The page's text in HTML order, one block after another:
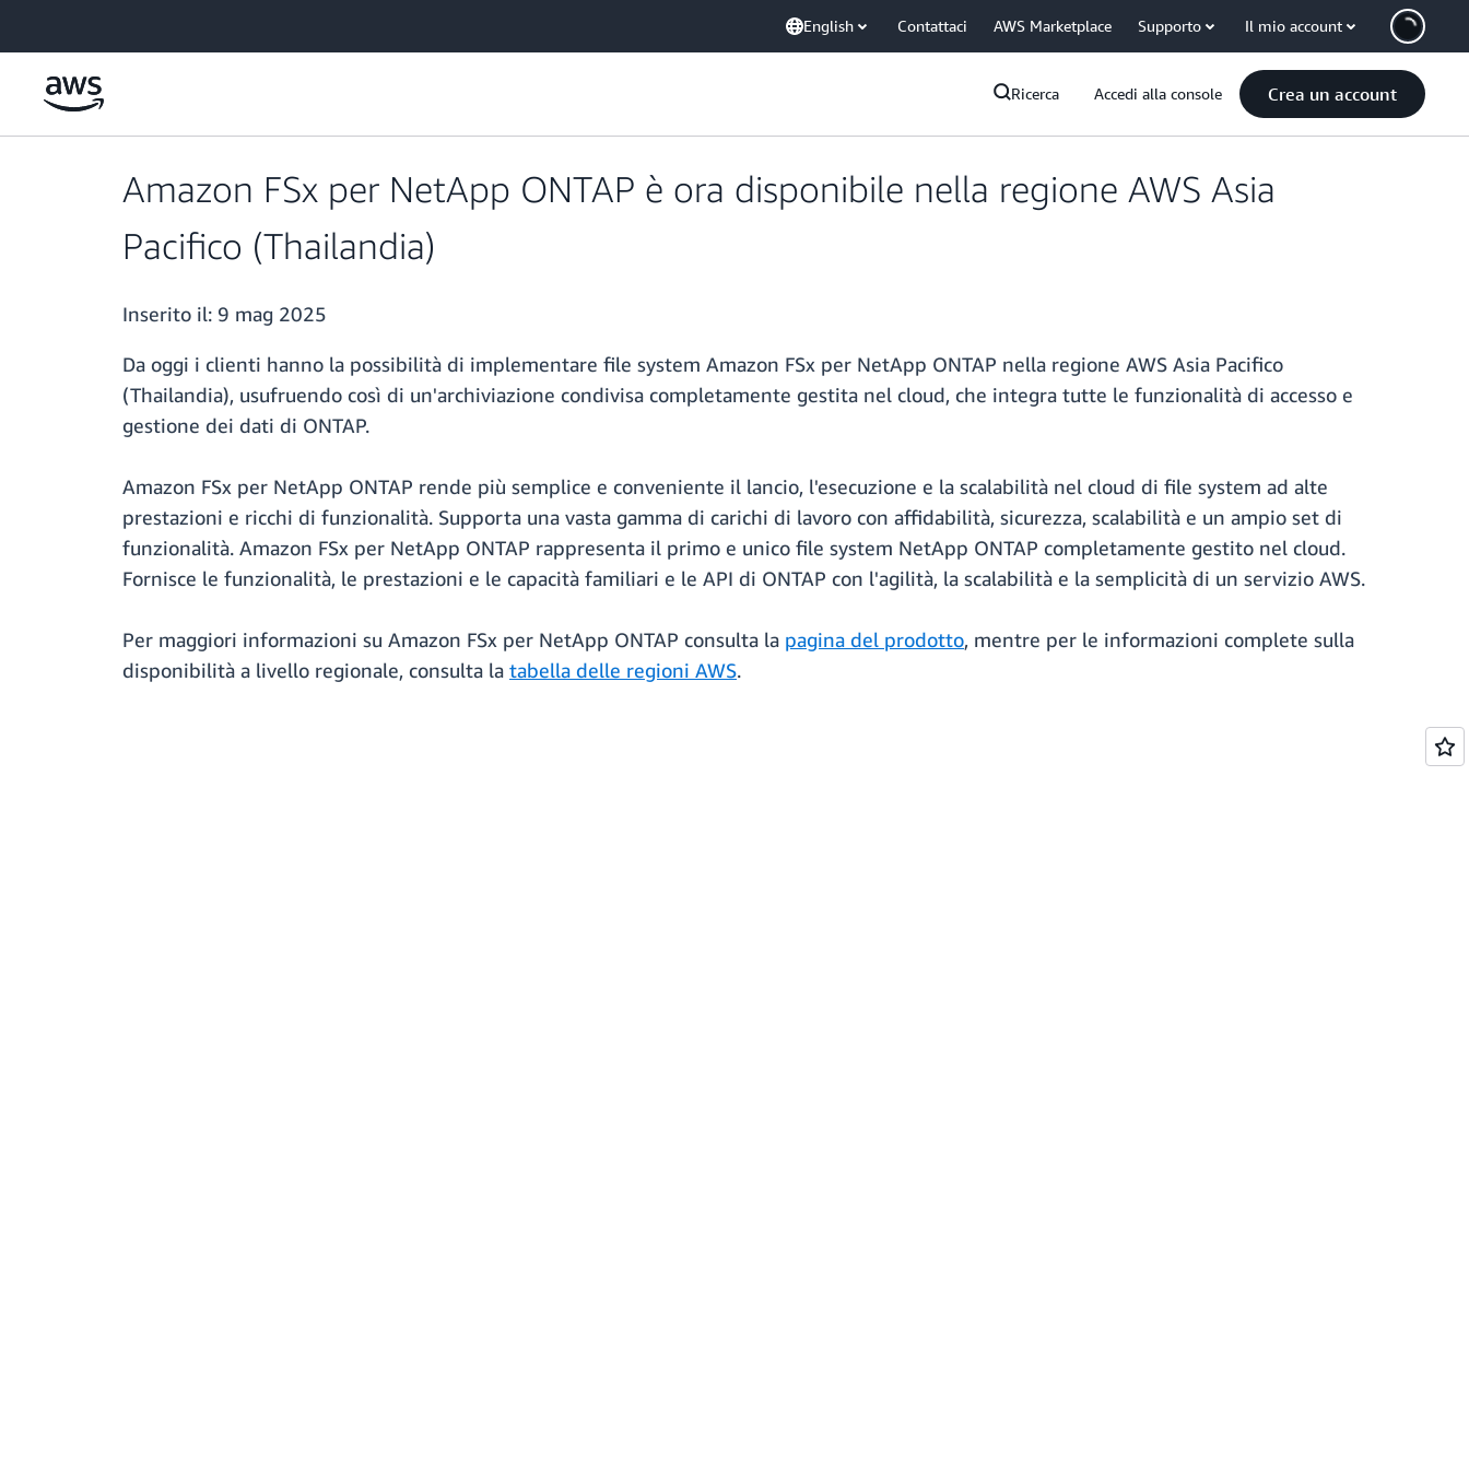
English Contattaci AWS Marketplace Supporto Il mio account
Ricerca Accedi alla console Crea un account
Amazon FSx per NetApp ONTAP è ora disponibile nella regione AWS Asia
Pacifico (Thailandia)
Inserito il: 9 mag 2025
Da oggi i clienti hanno la possibilità di implementare file system Amazon FSx per NetApp ONTAP nella regione AWS Asia Pacifico
(Thailandia), usufruendo così di un'archiviazione condivisa completamente gestita nel cloud, che integra tutte le funzionalità di accesso e
gestione dei dati di ONTAP.
Amazon FSx per NetApp ONTAP rende più semplice e conveniente il lancio, l'esecuzione e la scalabilità nel cloud di file system ad alte
prestazioni e ricchi di funzionalità. Supporta una vasta gamma di carichi di lavoro con affidabilità, sicurezza, scalabilità e un ampio set di
funzionalità. Amazon FSx per NetApp ONTAP rappresenta il primo e unico file system NetApp ONTAP completamente gestito nel cloud.
Fornisce le funzionalità, le prestazioni e le capacità familiari e le API di ONTAP con l'agilità, la scalabilità e la semplicità di un servizio AWS.
Per maggiori informazioni su Amazon FSx per NetApp ONTAP consulta la pagina del prodotto, mentre per le informazioni complete sulla
disponibilità a livello regionale, consulta la tabella delle regioni AWS.